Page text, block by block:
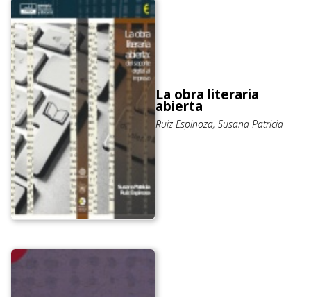
La obra literaria
abierta
Ruiz Espinoza, Susana Patricia